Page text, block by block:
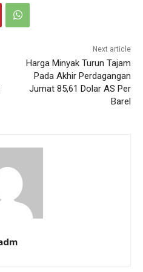
Next article
Harga Minyak Turun Tajam
Pada Akhir Perdagangan
Jumat 85,61 Dolar AS Per
Barel